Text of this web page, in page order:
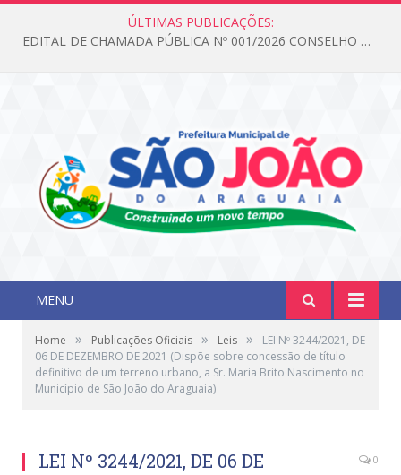
ÚLTIMAS PUBLICAÇÕES:
EDITAL DE CHAMADA PÚBLICA Nº 001/2026 CONSELHO DOS DIREITOS DA CRIANÇA E DO ADOLESCENTE
MENU
Home » Publicações Oficiais » Leis »
LEI Nº 3244/2021, DE
06 DE DEZEMBRO DE 2021 (Dispõe sobre concessão de título
definitivo de um terreno urbano, a Sr. Maria Brito Nascimento no
Município de São João do Araguaia)
LEI Nº 3244/2021, DE 06 DE
0